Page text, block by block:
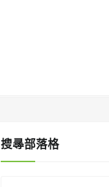
搜㝷部落格